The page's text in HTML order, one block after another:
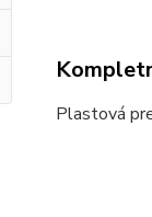
Plastová